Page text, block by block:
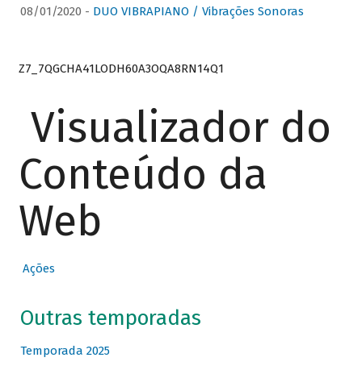
08/01/2020 - DUO VIBRAPIANO / Vibrações Sonoras
Z7_7QGCHA41LODH60A3OQA8RN14Q1
Visualizador do
Conteúdo da
Web
Ações
Outras temporadas
Temporada 2025